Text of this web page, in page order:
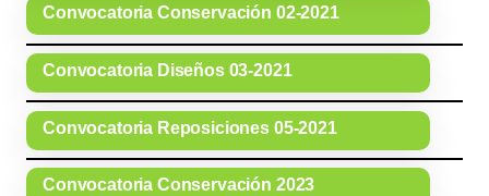
Convocatoria Conservación 02-2021
Convocatoria Diseños 03-2021
Convocatoria Reposiciones 05-2021
Convocatoria Conservación 2023